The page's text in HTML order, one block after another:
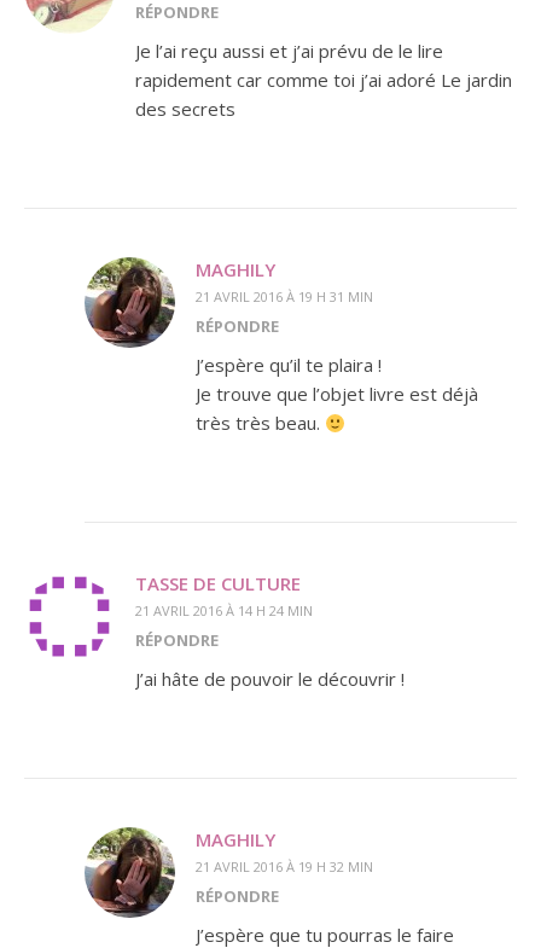
RÉPONDRE
Je l’ai reçu aussi et j’ai prévu de le lire
rapidement car comme toi j’ai adoré Le jardin
des secrets
MAGHILY
21 AVRIL 2016 À 19 H 31 MIN
RÉPONDRE
J’espère qu’il te plaira !
Je trouve que l’objet livre est déjà
très très beau.
TASSE DE CULTURE
21 AVRIL 2016 À 14 H 24 MIN
RÉPONDRE
J’ai hâte de pouvoir le découvrir !
MAGHILY
21 AVRIL 2016 À 19 H 32 MIN
RÉPONDRE
J’espère que tu pourras le faire